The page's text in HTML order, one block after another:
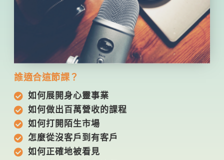
誰適合這節課？
如何展開身心靈事業
如何做出百萬營收的課程
如何打開陌生市場
怎麼從沒客戶到有客戶
如何正確地被看見